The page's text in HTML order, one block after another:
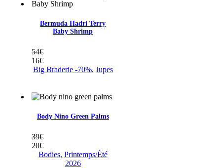
Bermuda Hadri Terry
Baby Shrimp
54€
16€
Big Braderie -70%, Jupes
Body Nino Green Palms
39€
20€
Bodies, Printemps/Été
2026